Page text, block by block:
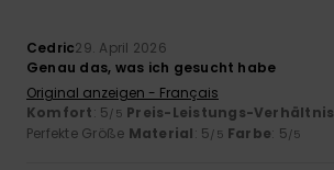
Cedric29. April 2026
Genau das, was ich gesucht habe
Original anzeigen - Français
Komfort: 5/5 Preis-Leistungs-Verhältnis
Perfekte Größe Material: 5/5 Farbe: 5/5